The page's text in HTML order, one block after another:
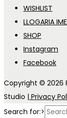
WISHLIST
LLOGARIA IME
SHOP
Instagram
Facebook
Copyright © 2026
Studio | Privacy
Search for:>